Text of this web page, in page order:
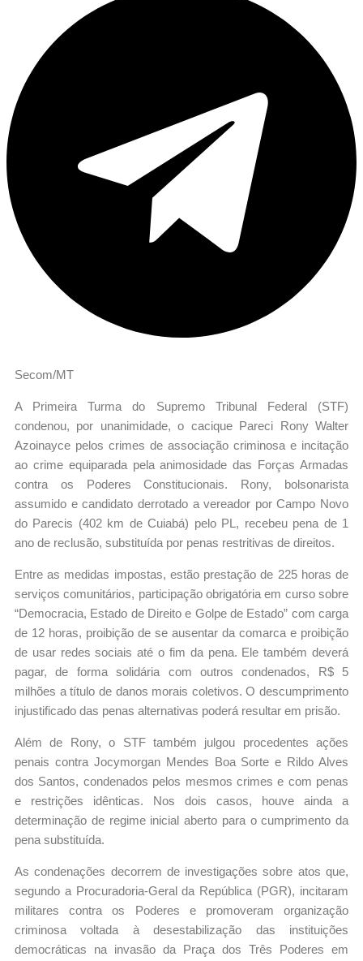
Secom/MT
A Primeira Turma do Supremo Tribunal Federal (STF)
condenou, por unanimidade, o cacique Pareci Rony Walter
Azoinayce pelos crimes de associação criminosa e incitação
ao crime equiparada pela animosidade das Forças Armadas
contra os Poderes Constitucionais. Rony, bolsonarista
assumido e candidato derrotado a vereador por Campo Novo
do Parecis (402 km de Cuiabá) pelo PL, recebeu pena de 1
ano de reclusão, substituída por penas restritivas de direitos.
Entre as medidas impostas, estão prestação de 225 horas de
serviços comunitários, participação obrigatória em curso sobre
“Democracia, Estado de Direito e Golpe de Estado” com carga
de 12 horas, proibição de se ausentar da comarca e proibição
de usar redes sociais até o fim da pena. Ele também deverá
pagar, de forma solidária com outros condenados, R$ 5
milhões a título de danos morais coletivos. O descumprimento
injustificado das penas alternativas poderá resultar em prisão.
Além de Rony, o STF também julgou procedentes ações
penais contra Jocymorgan Mendes Boa Sorte e Rildo Alves
dos Santos, condenados pelos mesmos crimes e com penas
e restrições idênticas. Nos dois casos, houve ainda a
determinação de regime inicial aberto para o cumprimento da
pena substituída.
As condenações decorrem de investigações sobre atos que,
segundo a Procuradoria-Geral da República (PGR), incitaram
militares contra os Poderes e promoveram organização
criminosa voltada à desestabilização das instituições
democráticas na invasão da Praça dos Três Poderes em